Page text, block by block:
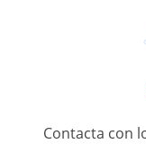
Contacta con